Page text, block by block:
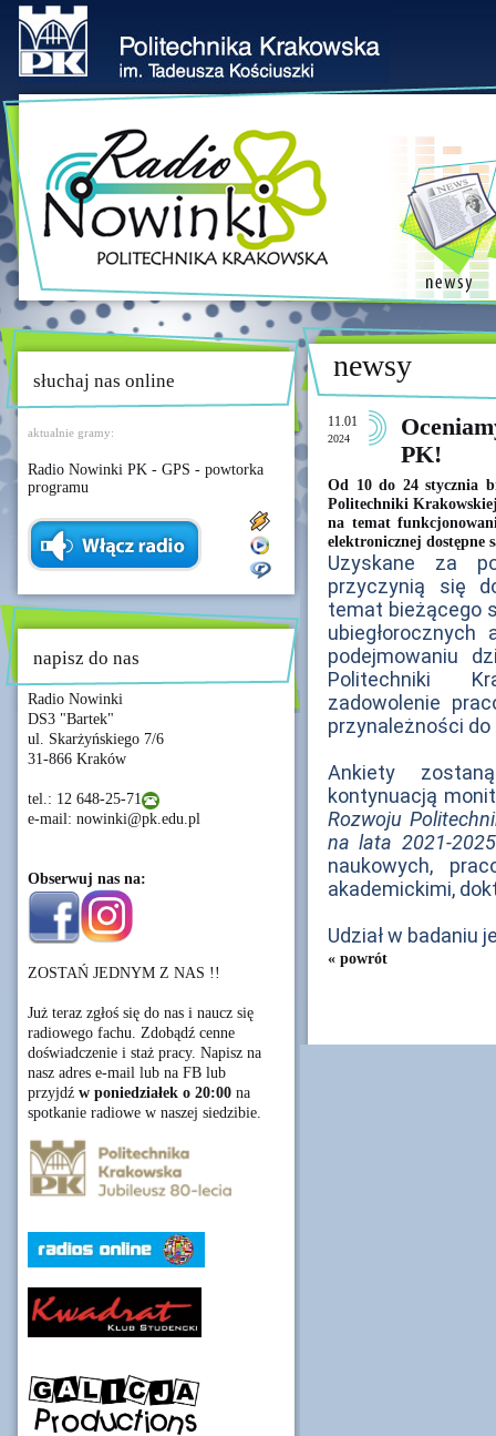
słuchaj nas online
aktualnie gramy:
Radio Nowinki PK - GPS - powtorka
programu
napisz do nas
Radio Nowinki
DS3 "Bartek"
ul. Skarżyńskiego 7/6
31-866 Kraków
tel.: 12 648-25-71
e-mail: nowinki@pk.edu.pl
Obserwuj nas na:
ZOSTAŃ JEDNYM Z NAS !!
Już teraz zgłoś się do nas i naucz się
radiowego fachu. Zdobądź cenne
doświadczenie i staż pracy. Napisz na
nasz adres e-mail lub na FB lub
przyjdź w poniedziałek o 20:00 na
spotkanie radiowe w naszej siedzibie.
newsy
11.01
2024
PK!
Od 10 do 24 stycznia
Politechniki
na temat
elektronicznej dostępne
Uzyskane za
przyczynią się
temat bieżącego
podejmowaniu
Politechniki
zadowolenie
przynależności do
Ankiety
kontynuacją
Rozwoju
na lata 2021-2025
naukowych,
akademickimi,
Udział w badaniu
« powrót